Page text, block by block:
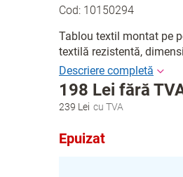
Cod: 10150294
Tablou textil montat pe
textilă rezistentă,
239 Lei
198 Lei fără
Evaluare
Epuizat